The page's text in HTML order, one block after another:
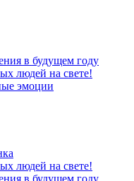
в будущем году
людей на свете!
эмоции
людей на свете!
в будущем году